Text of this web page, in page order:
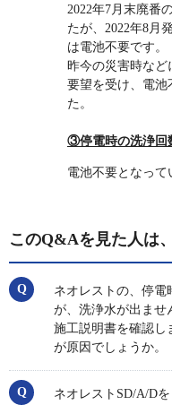
2022年7月末廃番
たが、2022年8月
は電池不要です。
昨今の災害時な
要望を受け、電池
た。
③停電時の洗浄回
電池不要となって
このQ&Aを見た人は
ネオレストの、停電
が、洗浄水が出ませ
施工説明書を確認し
が原因でしょうか。
ネオレストSD/A/D